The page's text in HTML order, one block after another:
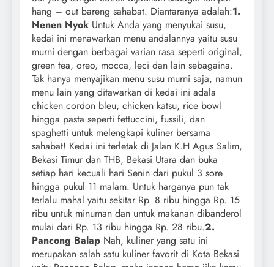
hang – out bareng sahabat. Diantaranya adalah:1.
Nenen Nyok Untuk Anda yang menyukai susu,
kedai ini menawarkan menu andalannya yaitu susu
murni dengan berbagai varian rasa seperti original,
green tea, oreo, mocca, leci dan lain sebagaina.
Tak hanya menyajikan menu susu murni saja, namun
menu lain yang ditawarkan di kedai ini adala
chicken cordon bleu, chicken katsu, rice bowl
hingga pasta seperti fettuccini, fussili, dan
spaghetti untuk melengkapi kuliner bersama
sahabat! Kedai ini terletak di Jalan K.H Agus Salim,
Bekasi Timur dan THB, Bekasi Utara dan buka
setiap hari kecuali hari Senin dari pukul 3 sore
hingga pukul 11 malam. Untuk harganya pun tak
terlalu mahal yaitu sekitar Rp. 8 ribu hingga Rp. 15
ribu untuk minuman dan untuk makanan dibanderol
mulai dari Rp. 13 ribu hingga Rp. 28 ribu.2.
Pancong Balap Nah, kuliner yang satu ini
merupakan salah satu kuliner favorit di Kota Bekasi